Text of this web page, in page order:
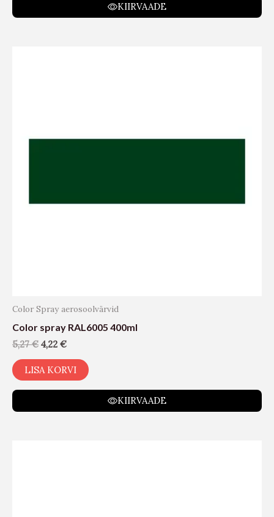
KIIRVAADE
Color Spray aerosoolvärvid
Color spray RAL6005 400ml
5,27€ 4,22 €
LISA KORVI
KIIRVAADE